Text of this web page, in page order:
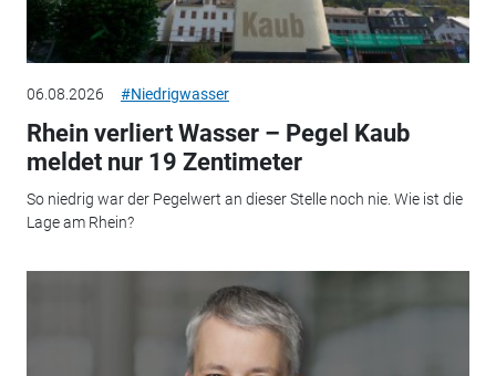
06.08.2026 #Niedrigwasser
Rhein verliert Wasser – Pegel Kaub
meldet nur 19 Zentimeter
So niedrig war der Pegelwert an dieser Stelle noch nie. Wie ist die
Lage am Rhein?